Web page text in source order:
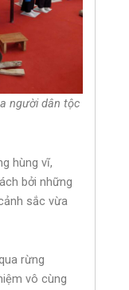
người dân tộc
hùng vĩ,
bởi những
sắc vừa
rừng
vô cùng